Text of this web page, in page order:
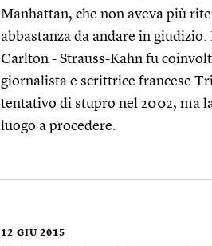
Manhattan, che non aveva più
abbastanza da andare in
Carlton - Strauss-Kahn fu
giornalista e scrittrice francese
tentativo di stupro nel 2002, ma
luogo a procedere.
12 GIU 2015